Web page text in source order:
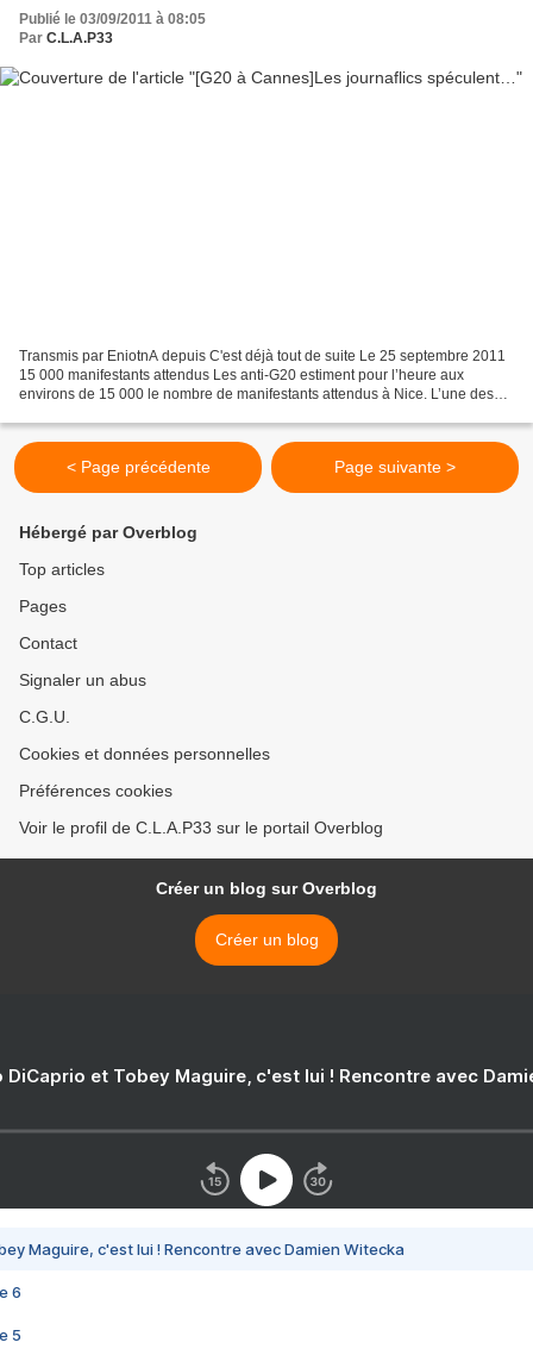
Publié le 03/09/2011 à 08:05
Par C.L.A.P33
Transmis par EniotnA depuis C'est déjà tout de suite Le 25 septembre 2011
15 000 manifestants attendus Les anti-G20 estiment pour l’heure aux
environs de 15 000 le nombre de manifestants attendus à Nice. L’une des
< Page précédente Page suivante >
Hébergé par Overblog
Top articles
Pages
Contact
Signaler un abus
C.G.U.
Cookies et données personnelles
Préférences cookies
Voir le profil de C.L.A.P33 sur le portail Overblog
Créer un blog sur Overblog
Créer un blog
DiCaprio et Tobey Maguire, c'est lui ! Rencontre avec
Maguire, c'est lui ! Rencontre avec Damien Witecka
6
5